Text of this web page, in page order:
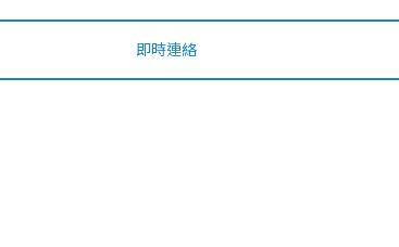
即時連絡